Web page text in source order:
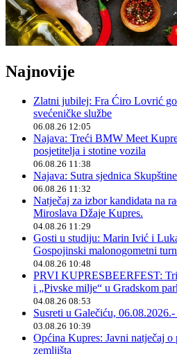
Najnovije
Zlatni jubilej: Fra Ćiro Lovrić
svećeničke službe
06.08.26 12:05
Najava: Treći BMW Meet
posjetitelja i stotine vozila
06.08.26 11:38
Najava: Sutra sjednica
06.08.26 11:32
Natječaj za izbor kandidata na
Miroslava Džaje Kupres.
04.08.26 11:29
Gosti u studiju: Marin Ivić i
Gospojinski malonogometni
04.08.26 10:48
PRVI KUPRESBEERFEST:
i „Pivske milje“ u Gradskom
04.08.26 08:53
Susreti u Galečiću,
03.08.26 10:39
Općina Kupres: Javni natječaj o
zemljišta